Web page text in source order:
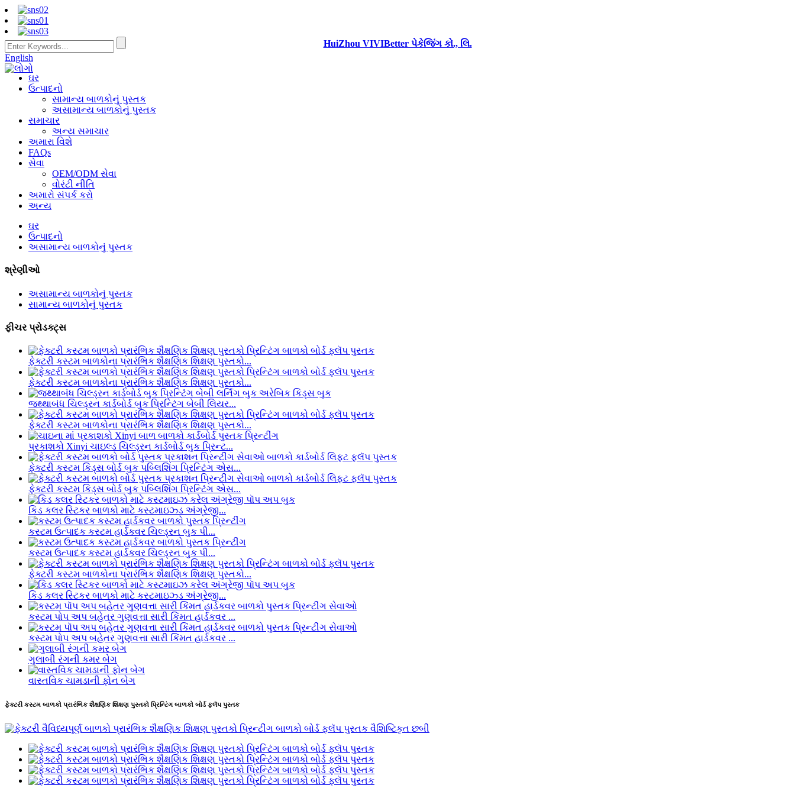
English
HuiZhou VIVIBetter પેકેજિંગ કો., લિ.
ઘર
ઉત્પાદનો
સામાન્ય બાળકોનું પુસ્તક
અસામાન્ય બાળકોનું પુસ્તક
સમાચાર
અન્ય સમાચાર
અમારા વિશે
FAQs
સેવા
OEM/ODM સેવા
વોરંટી નીતિ
અમારો સંપર્ક કરો
અન્ય
ઘર
ઉત્પાદનો
અસામાન્ય બાળકોનું પુસ્તક
શ્રેણીઓ
અસામાન્ય બાળકોનું પુસ્તક
સામાન્ય બાળકોનું પુસ્તક
ફીચર પ્રોડક્ટ્સ
ફેક્ટરી કસ્ટમ બાળકોના પ્રારંભિક શૈક્ષણિક શિક્ષણ પુસ્તકો...
ફેક્ટરી કસ્ટમ બાળકોના પ્રારંભિક શૈક્ષણિક શિક્ષણ પુસ્તકો...
જથ્થાબંધ ચિલ્ડ્રન કાર્ડબોર્ડ બુક પ્રિન્ટિંગ બેબી લિયર...
ફેક્ટરી કસ્ટમ બાળકોના પ્રારંભિક શૈક્ષણિક શિક્ષણ પુસ્તકો...
પ્રકાશકો Xinyi ચાઇલ્ડ ચિલ્ડ્રન કાર્ડબોર્ડ બુક પ્રિન્ટ...
ફેક્ટરી કસ્ટમ કિડ્સ બોર્ડ બુક પબ્લિશિંગ પ્રિન્ટિંગ એસ...
ફેક્ટરી કસ્ટમ કિડ્સ બોર્ડ બુક પબ્લિશિંગ પ્રિન્ટિંગ એસ...
કિડ કલર સ્ટિકર બાળકો માટે કસ્ટમાઇઝ્ડ અંગ્રેજી...
કસ્ટમ ઉત્પાદક કસ્ટમ હાર્ડકવર ચિલ્ડ્રન બુક પી...
કસ્ટમ ઉત્પાદક કસ્ટમ હાર્ડકવર ચિલ્ડ્રન બુક પી...
ફેક્ટરી કસ્ટમ બાળકોના પ્રારંભિક શૈક્ષણિક શિક્ષણ પુસ્તકો...
કિડ કલર સ્ટિકર બાળકો માટે કસ્ટમાઇઝ્ડ અંગ્રેજી...
કસ્ટમ પોપ અપ બહેતર ગુણવત્તા સારી કિંમત હાર્ડકવર ...
કસ્ટમ પોપ અપ બહેતર ગુણવત્તા સારી કિંમત હાર્ડકવર ...
ગુલાબી રંગની કમર બેગ
વાસ્તવિક ચામડાની ફોન બેગ
ફેક્ટરી કસ્ટમ બાળકો પ્રારંભિક શૈક્ષણિક શિક્ષણ પુસ્તકો પ્રિન્ટિંગ બાળકો બોર્ડ ફ્લૅપ પુસ્તક